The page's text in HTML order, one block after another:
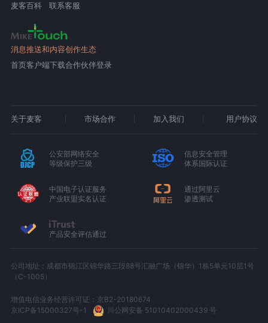
麦客百科
联系客服
消息推送和内容创作生态
首页客户端下载合作伙伴登录
关于麦客 市场合作 加入我们 用户协议
公安部网络安全
等级保护三级
信息安全管理
体系国际认证
中国电子认证服务
产业联盟实名认证
通过阿里云
渗透测试
产品安全评估通过
公司地址：成都市锦江区锦华路三段88号汇融广场（锦华）1栋5单元10层1号
（C-1005）
增值电信业务经营许可证：京B2-20180674
京ICP备15000327号-1
川公网安备 51010402000439 号